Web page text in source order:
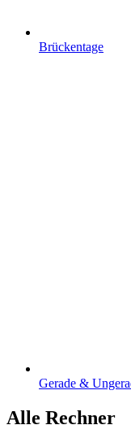
Brückentage
Gerade &
Alle Rechner